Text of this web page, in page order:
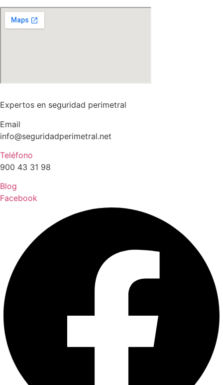
Expertos en seguridad perimetral
Email
info@seguridadperimetral.net
Teléfono
900 43 31 98
Blog
Facebook